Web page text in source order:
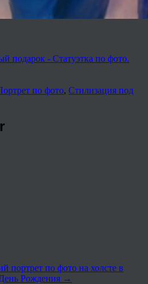
подарок - Статуэтка по фото.
по фото, Стилизация под
портрет по фото на холсте в
Рождения →